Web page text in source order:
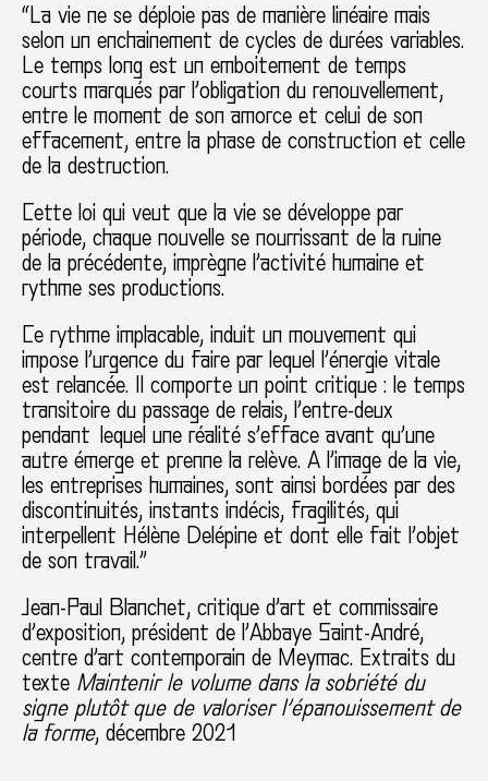
“La vie ne se déploie pas de manière linéaire mais
selon un enchainement de cycles de durées variables.
Le temps long est un emboitement de temps
courts marqués par l’obligation du renouvellement,
entre le moment de son amorce et celui de son
effacement, entre la phase de construction et celle
de la destruction.
Cette loi qui veut que la vie se développe par
période, chaque nouvelle se nourrissant de la ruine
de la précédente, imprègne l’activité humaine et
rythme ses productions.
Ce rythme implacable, induit un mouvement qui
impose l’urgence du faire par lequel l’énergie vitale
est relancée. Il comporte un point critique : le temps
transitoire du passage de relais, l’entre-deux
pendant lequel une réalité s’efface avant qu’une
autre émerge et prenne la relève. A l’image de la vie,
les entreprises humaines, sont ainsi bordées par des
discontinuités, instants indécis, fragilités, qui
interpellent Hélène Delépine et dont elle fait l’objet
de son travail.”
Jean-Paul Blanchet, critique d’art et commissaire
d’exposition, président de l’Abbaye Saint-André,
centre d’art contemporain de Meymac. Extraits du
texte Maintenir le volume dans la sobriété du
signe plutôt que de valoriser l’épanouissement de
la forme, décembre 2021